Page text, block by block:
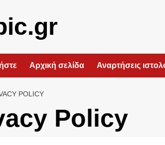
Αρχική σελίδα Αναρτήσεις
POLICY
Policy